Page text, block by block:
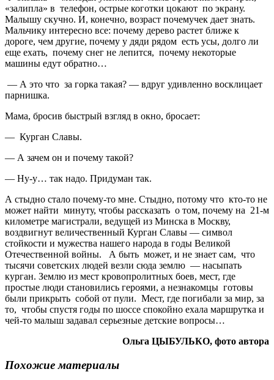
«залипла» в телефон, острые коготки цокают по экрану.
Малышу скучно. И, конечно, возраст почемучек дает знать.
Мальчику интересно все: почему дерево растет ближе к
дороге, чем другие, почему у дяди рядом есть усы, долго ли
еще ехать, почему снег не лепится, почему некоторые
машины едут обратно…
— А это что за горка такая? — вдруг удивленно восклицает
парнишка.
Мама, бросив быстрый взгляд в окно, бросает:
— Курган Славы.
— А зачем он и почему такой?
— Ну-у… так надо. Придуман так.
А стыдно стало почему-то мне. Стыдно, потому что кто-то не
может найти минуту, чтобы рассказать о том, почему на 21-м
километре магистрали, ведущей из Минска в Москву,
воздвигнут величественный Курган Славы — символ
стойкости и мужества нашего народа в годы Великой
Отечественной войны. А быть может, и не знает сам, что
тысячи советских людей везли сюда землю — насыпать
курган. Землю из мест кровопролитных боев, мест, где
простые люди становились героями, а незнакомцы готовы
были прикрыть собой от пули. Мест, где погибали за мир, за
то, чтобы спустя годы по шоссе спокойно ехала маршрутка и
чей-то малыш задавал серьезные детские вопросы…
Ольга ЦЫБУЛЬКО, фото автора
Похожие материалы